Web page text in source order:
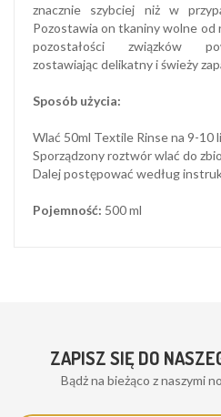
znacznie szybciej niż w
Pozostawia on tkaniny wolne od
pozostałości związków
zostawiając delikatny i świeży
Sposób użycia:
Wlać 50ml Textile Rinse na 9-10
Sporządzony roztwór wlać do
Dalej postępować według
Pojemność: 500 ml
ZAPISZ SIĘ DO
Bądż na bieżąco z naszymi